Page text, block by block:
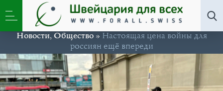
Новости,Общество» Настоящая цена войны для
россиян ещё впереди